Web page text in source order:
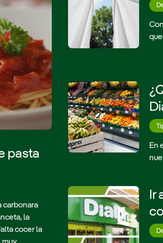
pasta
carbonara
la
cocer la
En
Ir